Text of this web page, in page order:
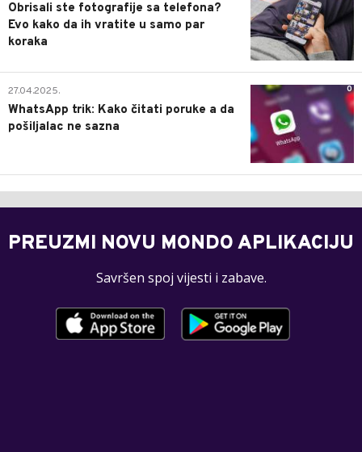
Obrisali ste fotografije sa telefona?
Evo kako da ih vratite u samo par
koraka
0
27.04.2025.
WhatsApp trik: Kako čitati poruke a da
pošiljalac ne sazna
PREUZMI NOVU MONDO APLIKACIJU
Savršen spoj vijesti i zabave.